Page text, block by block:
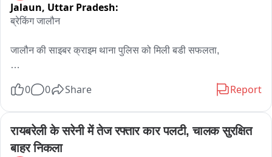
Jalaun, Uttar Pradesh:
ब्रेकिंग जालौन
जालौन की साइबर क्राइम थाना पुलिस को मिली बडी सफलता,
शेयर करने वाला अरेस्ट,
पुलिस ने आरोपी युवक सोनू ओमरे को न्यायिक अभिरक्षा में भेजा जेल,
0 0 Share Report
रायबरेली के सरेनी में तेज रफ्तार कार पलटी, चालक सुरक्षित
बाहर निकला